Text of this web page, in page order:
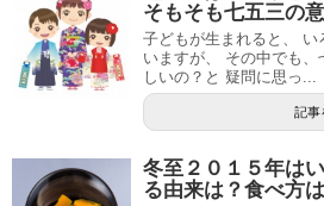
そもそも七五三の
子どもが生まれると、
いますが、 その中でも
しいの？と 疑問に思っ...
記事
冬至２０１５年は
る由来は？食べ方